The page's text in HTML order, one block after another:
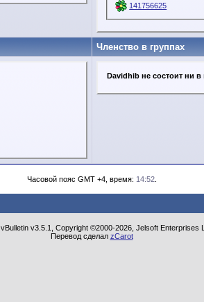
141756625
Членство в группах
Davidhib не состоит ни в
Часовой пояс GMT +4, время: 14:52.
vBulletin v3.5.1, Copyright ©2000-2026, Jelsoft Enterprises
Перевод сделал zCarot